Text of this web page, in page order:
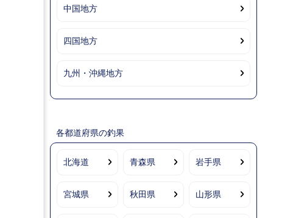
中国地方
四国地方
九州・沖縄地方
各都道府県の釣果
北海道 青森県 岩手県
宮城県 秋田県 山形県